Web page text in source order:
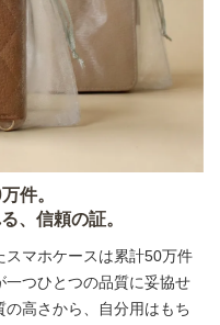
件。
、信頼の証。
スマホケースは累計50万件
一つひとつの品質に妥協せ
高さから、自分用はもち